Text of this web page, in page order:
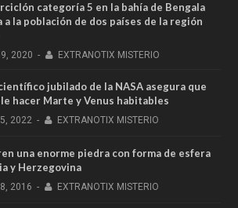
categoría 5 en la bahía de Bengala
a la población de dos países de la región
2020 - EXTRANOTIX MISTERIO
jubilado de la NASA asegura que
hacer Marte y Venus habitables
2022 - EXTRANOTIX MISTERIO
una enorme piedra con forma de esfera
y Herzegovina
2016 - EXTRANOTIX MISTERIO